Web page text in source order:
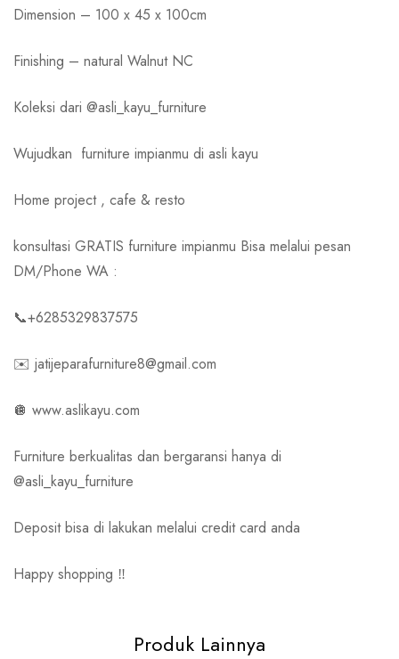
Dimension – 100 x 45 x 100cm
Finishing – natural Walnut NC
Koleksi dari @asli_kayu_furniture
Wujudkan furniture impianmu di asli kayu
Home project , cafe & resto
konsultasi GRATIS furniture impianmu Bisa melalui pesan
DM/Phone WA :
📞+6285329837575
✉️ jatijeparafurniture8@gmail.com
🪩 www.aslikayu.com
Furniture berkualitas dan bergaransi hanya di
@asli_kayu_furniture
Deposit bisa di lakukan melalui credit card anda
Happy shopping ‼️
Produk Lainnya